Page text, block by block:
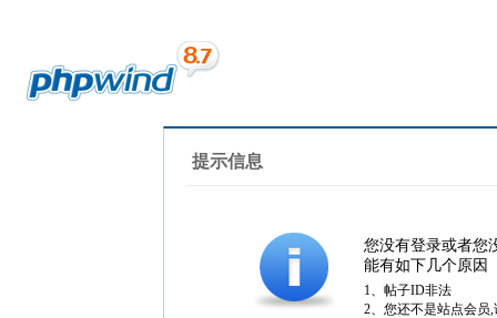
提示信息
您没有登录或者您
能有如下几个原因
1、帖子ID非法
2、您还不是站点会员